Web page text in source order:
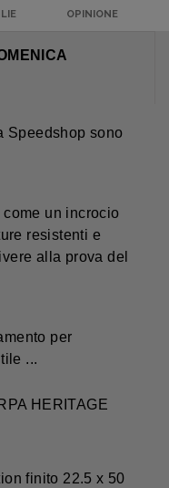
OPINIONE
Speedshop sono
un incrocio
resistenti e
alla prova del
per
...
HERITAGE
finito 22.5 x 50